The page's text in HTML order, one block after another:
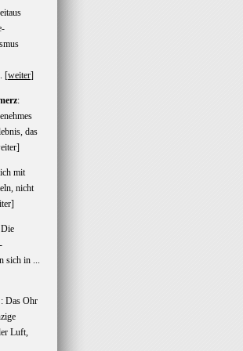
[weiter]
:
das
]
mit
nicht
]
sich in ...
Das Ohr
Luft,